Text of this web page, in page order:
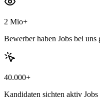
2 Mio+
Bewerber haben Jobs bei uns
40.000+
Kandidaten sichten aktiv